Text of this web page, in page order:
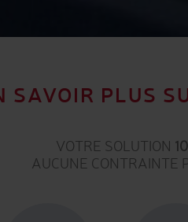
SAVOIR PLUS
VOTRE SOLUTION
AUCUNE CONTRAINTE